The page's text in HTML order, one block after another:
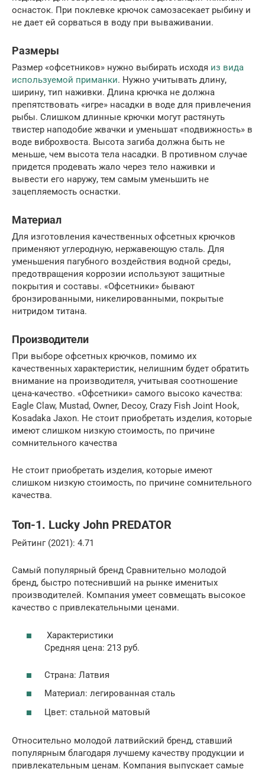
оснасток. При поклевке крючок самозасекает рыбину и
не дает ей сорваться в воду при вываживании.
Размеры
Размер «офсетников» нужно выбирать исходя из вида
используемой приманки. Нужно учитывать длину,
ширину, тип наживки. Длина крючка не должна
препятствовать «игре» насадки в воде для привлечения
рыбы. Слишком длинные крючки могут растянуть
твистер наподобие жвачки и уменьшат «подвижность» в
воде виброхвоста. Высота загиба должна быть не
меньше, чем высота тела насадки. В противном случае
придется продевать жало через тело наживки и
вывести его наружу, тем самым уменьшить не
зацепляемость оснастки.
Материал
Для изготовления качественных офсетных крючков
применяют углеродную, нержавеющую сталь. Для
уменьшения пагубного воздействия водной среды,
предотвращения коррозии используют защитные
покрытия и составы. «Офсетники» бывают
бронзированными, никелированными, покрытые
нитридом титана.
Производители
При выборе офсетных крючков, помимо их
качественных характеристик, нелишним будет обратить
внимание на производителя, учитывая соотношение
цена-качество. «Офсетники» самого высоко качества:
Eagle Claw, Mustad, Owner, Decoy, Crazy Fish Joint Hook,
Kosadaka Jaxon. Не стоит приобретать изделия, которые
имеют слишком низкую стоимость, по причине
сомнительного качества
Не стоит приобретать изделия, которые имеют
слишком низкую стоимость, по причине сомнительного
качества.
Топ-1. Lucky John PREDATOR
Рейтинг (2021): 4.71
Самый популярный бренд Сравнительно молодой
бренд, быстро потеснивший на рынке именитых
производителей. Компания умеет совмещать высокое
качество с привлекательными ценами.
Характеристики
Средняя цена: 213 руб.
Страна: Латвия
Материал: легированная сталь
Цвет: стальной матовый
Относительно молодой латвийский бренд, ставший
популярным благодаря лучшему качеству продукции и
привлекательным ценам. Компания выпускает самые